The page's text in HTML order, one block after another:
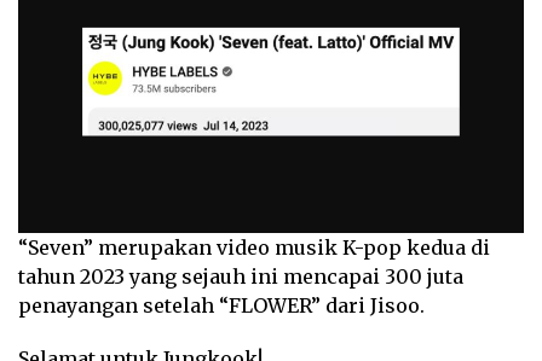
“Seven” merupakan video musik K-pop kedua di
tahun 2023 yang sejauh ini mencapai 300 juta
penayangan setelah “FLOWER” dari Jisoo.